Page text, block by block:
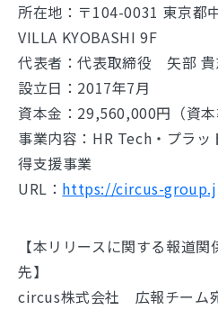
所在地：〒104-0031 東京都
VILLA KYOBASHI 9F
代表者：代表取締役 矢部 貴
設立日：2017年7月
資本金：29,560,000円（資本
事業内容：HR Tech・プラ
得支援事業
URL： https://circus-
【本リリースに関する報道
先】
circus株式会社 広報チーム